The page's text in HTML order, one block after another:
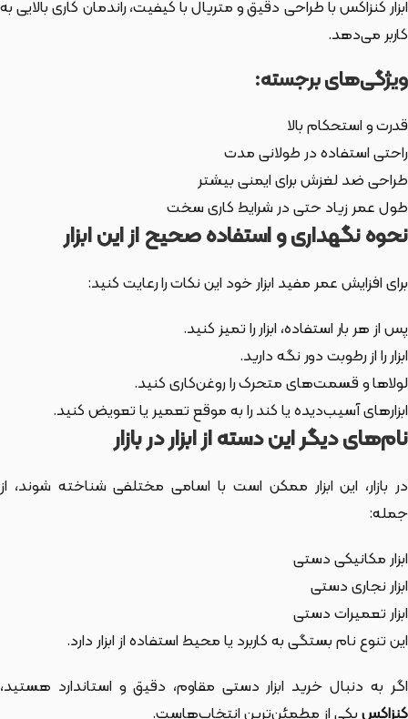
ابزار کنزاکس با طراحی دقیق و متریال با کیفیت، راندمان کاری بالایی به
کاربر می‌دهد.
ویژگی‌های برجسته:
قدرت و استحکام بالا
راحتی استفاده در طولانی مدت
طراحی ضد لغزش برای ایمنی بیشتر
طول عمر زیاد حتی در شرایط کاری سخت
نحوه نگهداری و استفاده صحیح از این ابزار
برای افزایش عمر مفید ابزار خود این نکات را رعایت کنید:
پس از هر بار استفاده، ابزار را تمیز کنید.
ابزار را از رطوبت دور نگه دارید.
لولاها و قسمت‌های متحرک را روغن‌کاری کنید.
ابزارهای آسیب‌دیده یا کند را به موقع تعمیر یا تعویض کنید.
نام‌های دیگر این دسته از ابزار در بازار
در بازار، این ابزار ممکن است با اسامی مختلفی شناخته شوند، از
جمله:
ابزار مکانیکی دستی
ابزار نجاری دستی
ابزار تعمیرات دستی
این تنوع نام بستگی به کاربرد یا محیط استفاده از ابزار دارد.
اگر به دنبال خرید ابزار دستی مقاوم، دقیق و استاندارد هستید،